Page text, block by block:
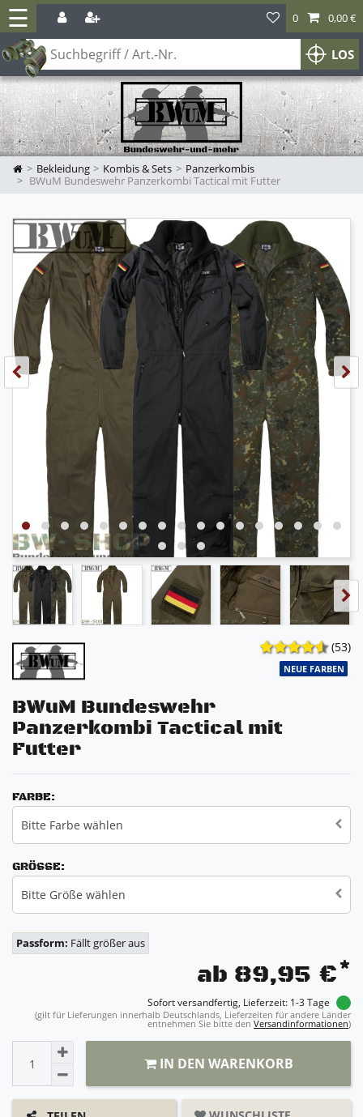
☰
LOS
0 0,00 €
Bekleidung Kombis & Sets
Panzerkombis
BWuM Bundeswehr Panzerkombi Tactical mit Futter
(53)
NEUE FARBEN
BWuM Bundeswehr
Panzerkombi Tactical mit
Futter
FARBE:
Bitte Farbe wählen
GRÖSSE:
Bitte Größe wählen
Passform: Fällt größer aus
ab 89,95 €*
Sofort versandfertig, Lieferzeit: 1-3 Tage
(gilt für Lieferungen innerhalb Deutschlands, Lieferzeiten für andere Länder
entnehmen Sie bitte den Versandinformationen)
IN DEN WARENKORB